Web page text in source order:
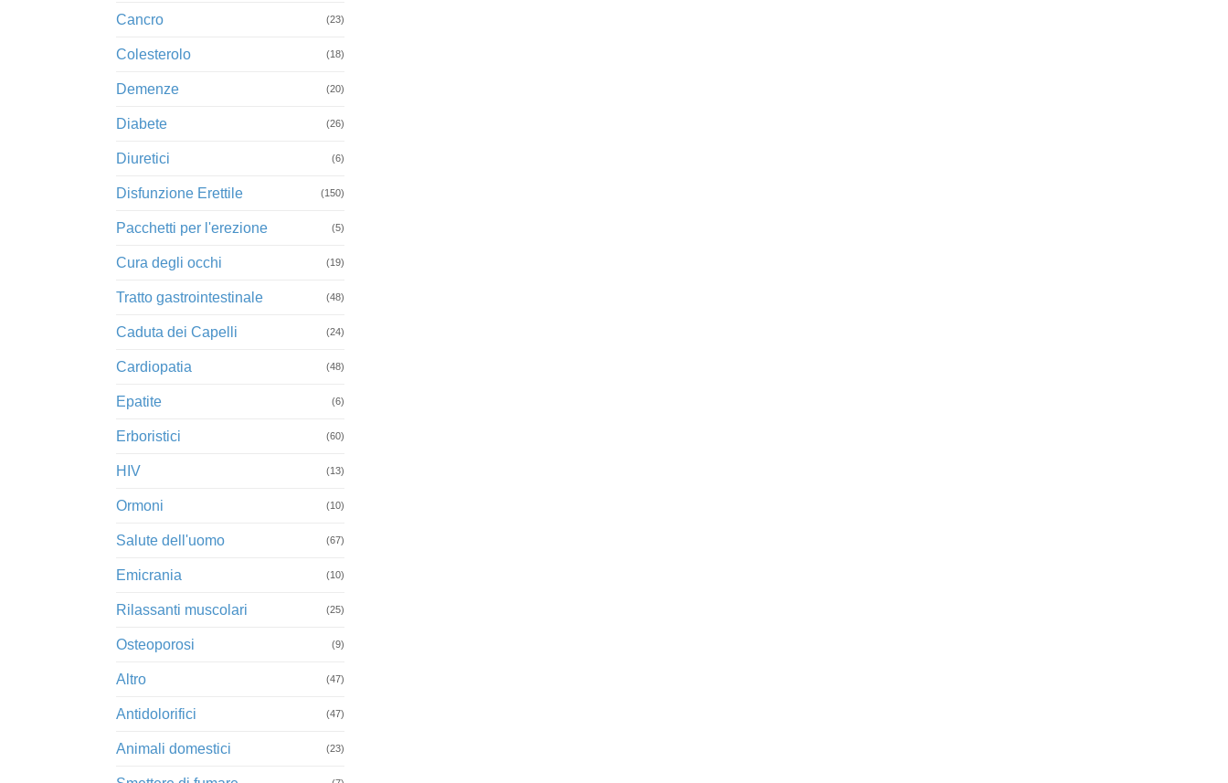
Cancro (23)
Colesterolo (18)
Demenze (20)
Diabete (26)
Diuretici (6)
Disfunzione Erettile (150)
Pacchetti per l'erezione (5)
Cura degli occhi (19)
Tratto gastrointestinale (48)
Caduta dei Capelli (24)
Cardiopatia (48)
Epatite (6)
Erboristici (60)
HIV (13)
Ormoni (10)
Salute dell'uomo (67)
Emicrania (10)
Rilassanti muscolari (25)
Osteoporosi (9)
Altro (47)
Antidolorifici (47)
Animali domestici (23)